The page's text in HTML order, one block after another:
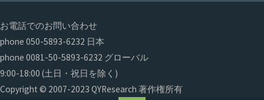
お電話でのお問い合わせ
phone 050-5893-6232 日本
phone 0081-50-5893-6232 グローバル
9:00-18:00 (土日・祝日を除く)
Copyright © 2007-2023 QYResearch 著作権所有